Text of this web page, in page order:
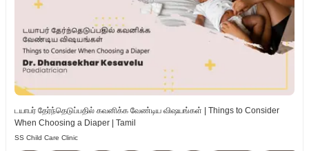
டயாபர் தேர்ந்தெடுப்பதில் கவனிக்க வேண்டிய விஷயங்கள் | Things to Consider
When Choosing a Diaper | Tamil
SS Child Care Clinic